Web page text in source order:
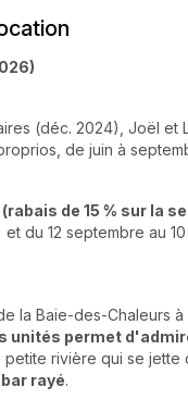
(déc. 2024), Joël et
de juin à
de 15 % sur la
du 12 septembre au
la Baie-des-Chaleurs
unités permet
rivière qui se jette
rayé.